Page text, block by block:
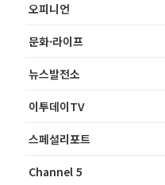
오피니언
문화·라이프
뉴스발전소
이투데이TV
스페셜리포트
Channel 5